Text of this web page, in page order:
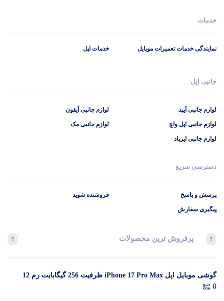
خدمات
نمایندگی خدمات تعمیرات موبایل خدمات اپل
جانبی اپل
لوازم جانبی آیپد
لوازم جانبی اپل واچ
لوازم جانبی ایرپاد
لوازم جانبی آیفون
لوازم جانبی مک
دسترسی سریع
پرسش و پاسخ
پیگیری سفارش
فروشنده شوید
پرفروش ترین محصولات
گوشی موبایل اپل iPhone 17 Pro Max ظرفیت 256 گیگابایت رم 12
گیگابایت (ZAA) – Not Active رجیستر شده
0